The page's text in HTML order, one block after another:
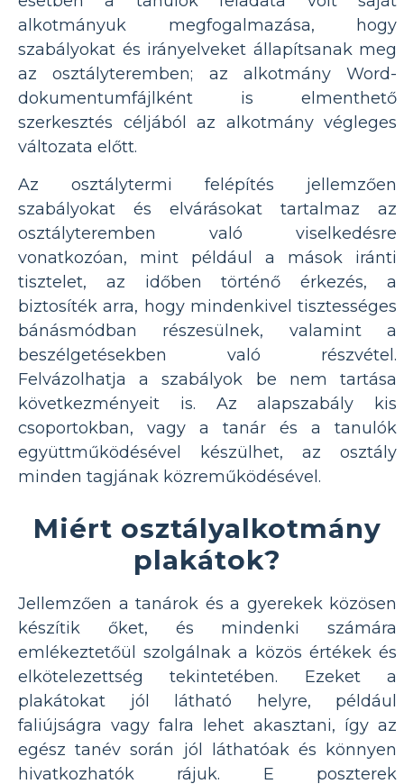
alkotmányuk megfogalmazása, hogy
szabályokat és irányelveket állapítsanak meg
az osztályteremben; az alkotmány Word-
dokumentumfájlként is elmenthető
szerkesztés céljából az alkotmány végleges
változata előtt.
Az osztálytermi felépítés jellemzően
szabályokat és elvárásokat tartalmaz az
osztályteremben való viselkedésre
vonatkozóan, mint például a mások iránti
tisztelet, az időben történő érkezés, a
biztosíték arra, hogy mindenkivel tisztességes
bánásmódban részesülnek, valamint a
beszélgetésekben való részvétel.
Felvázolhatja a szabályok be nem tartása
következményeit is. Az alapszabály kis
csoportokban, vagy a tanár és a tanulók
együttműködésével készülhet, az osztály
minden tagjának közreműködésével.
Miért osztályalkotmány
plakátok?
Jellemzően a tanárok és a gyerekek közösen
készítik őket, és mindenki számára
emlékeztetőül szolgálnak a közös értékek és
elkötelezettség tekintetében. Ezeket a
plakátokat jól látható helyre, például
faliújságra vagy falra lehet akasztani, így az
egész tanév során jól láthatóak és könnyen
hivatkozhatók rájuk. E poszterek